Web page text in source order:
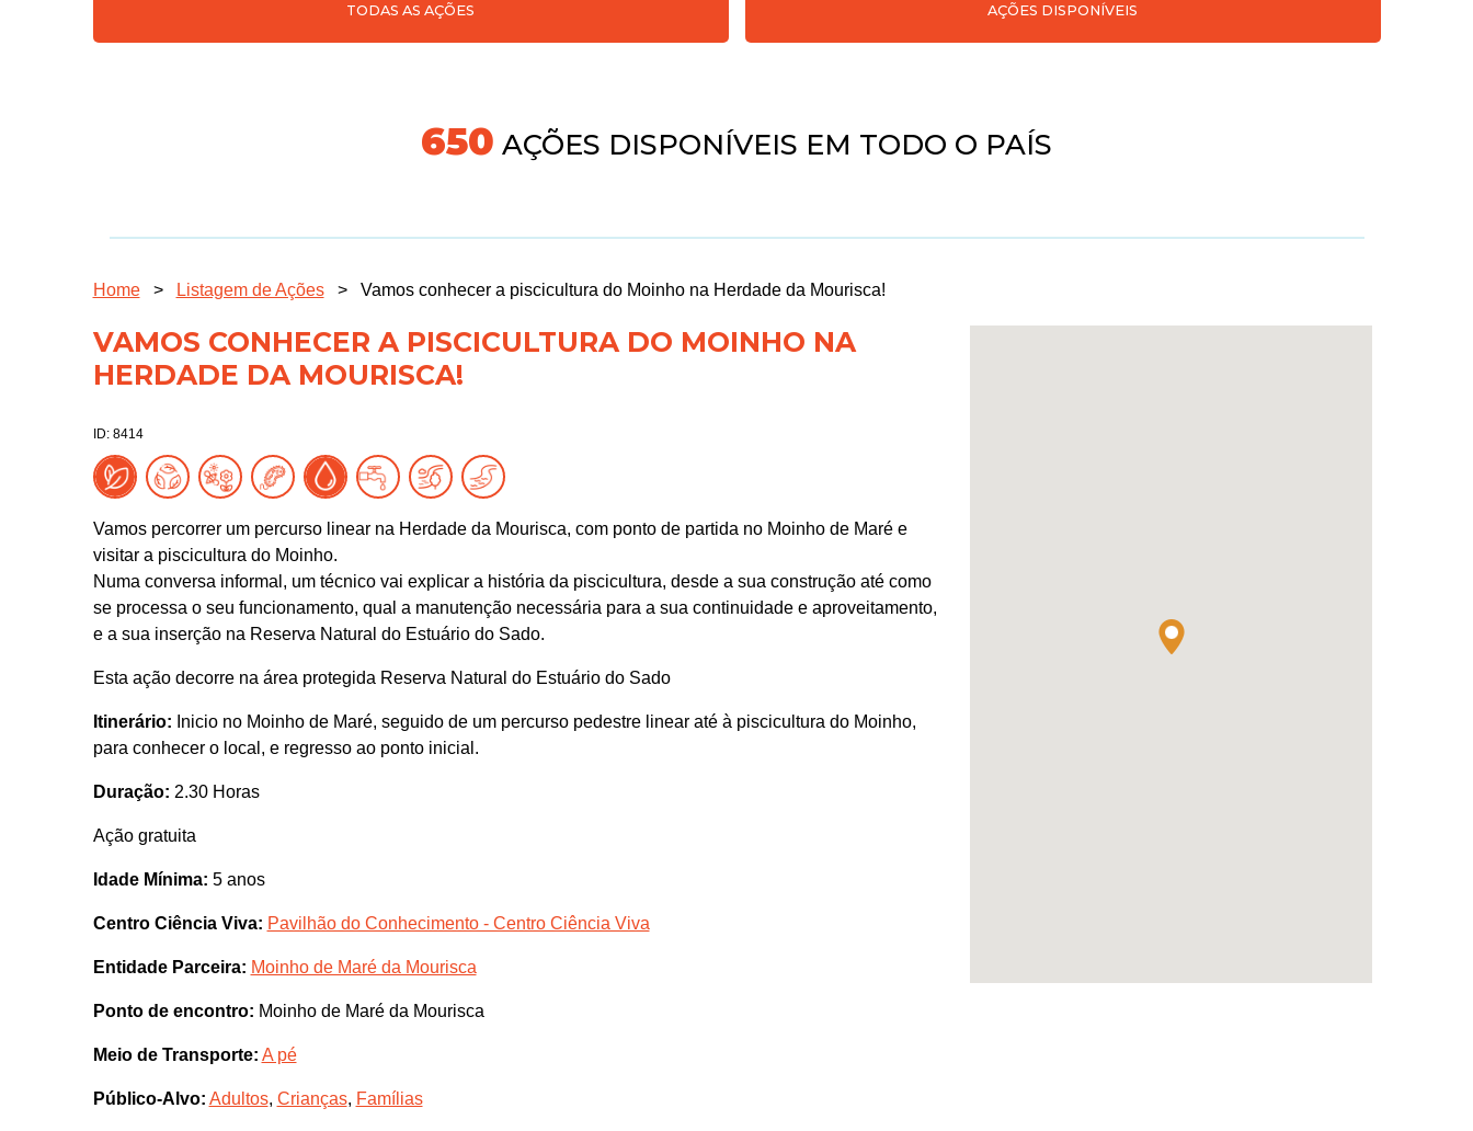
TODAS AS AÇÕES AÇÕES DISPONÍVEIS
704 AÇÕES DISPONÍVEIS EM TODO O PAÍS
Home > Listagem de Ações > Vamos conhecer a piscicultura do Moinho na Herdade da Mourisca!
VAMOS CONHECER A PISCICULTURA DO MOINHO NA
HERDADE DA MOURISCA!
ID: 8414
Vamos percorrer um percurso linear na Herdade da Mourisca, com ponto de partida no Moinho de Maré e
visitar a piscicultura do Moinho.
Numa conversa informal, um técnico vai explicar a história da piscicultura, desde a sua construção até como
se processa o seu funcionamento, qual a manutenção necessária para a sua continuidade e aproveitamento,
e a sua inserção na Reserva Natural do Estuário do Sado.
Esta ação decorre na área protegida Reserva Natural do Estuário do Sado
Itinerário: Inicio no Moinho de Maré, seguido de um percurso pedestre linear até à piscicultura do Moinho,
para conhecer o local, e regresso ao ponto inicial.
Duração: 2.30 Horas
Ação gratuita
Idade Mínima: 5 anos
Centro Ciência Viva: Pavilhão do Conhecimento - Centro Ciência Viva
Entidade Parceira: Moinho de Maré da Mourisca
Ponto de encontro: Moinho de Maré da Mourisca
Meio de Transporte: A pé
Público-Alvo: Adultos, Crianças, Famílias